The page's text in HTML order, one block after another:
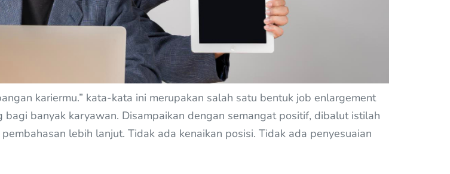
kariermu.” kata-kata ini merupakan salah satu bentuk job enlargement
banyak karyawan. Disampaikan dengan semangat positif, dibalut istilah
lebih lanjut. Tidak ada kenaikan posisi. Tidak ada penyesuaian